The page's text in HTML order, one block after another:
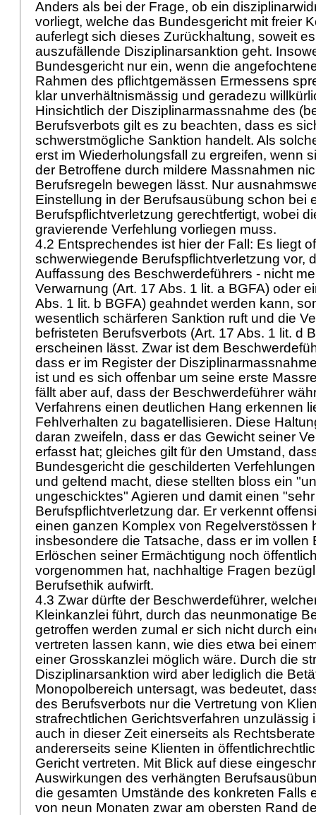
Anders als bei der Frage, ob ein
vorliegt, welche das Bundesgericht mit freier
auferlegt sich dieses Zurückhaltung, soweit
auszufällende Disziplinarsanktion geht.
Bundesgericht nur ein, wenn die
Rahmen des pflichtgemässen Ermessens
klar unverhältnismässig und geradezu
Hinsichtlich der Disziplinarmassnahme des
Berufsverbots gilt es zu beachten, dass es
schwerstmögliche Sanktion handelt. Als
erst im Wiederholungsfall zu ergreifen, wenn
der Betroffene durch mildere Massnahmen
Berufsregeln bewegen lässt. Nur
Einstellung in der Berufsausübung schon bei
Berufspflichtverletzung gerechtfertigt, wobei
gravierende Verfehlung vorliegen muss.
4.2 Entsprechendes ist hier der Fall: Es liegt
schwerwiegende Berufspflichtverletzung vor,
Auffassung des Beschwerdeführers - nicht
Verwarnung (Art. 17 Abs. 1 lit. a BGFA) oder
Abs. 1 lit. b BGFA) geahndet werden kann,
wesentlich schärferen Sanktion ruft und die
befristeten Berufsverbots (Art. 17 Abs. 1 lit. d
erscheinen lässt. Zwar ist dem
dass er im Register der
ist und es sich offenbar um seine erste
fällt aber auf, dass der Beschwerdeführer
Verfahrens einen deutlichen Hang erkennen
Fehlverhalten zu bagatellisieren. Diese
daran zweifeln, dass er das Gewicht seiner
erfasst hat; gleiches gilt für den Umstand,
Bundesgericht die geschilderten
und geltend macht, diese stellten bloss ein
ungeschicktes" Agieren und damit einen
Berufspflichtverletzung dar. Er verkennt
einen ganzen Komplex von Regelverstössen
insbesondere die Tatsache, dass er im vollen
Erlöschen seiner Ermächtigung noch
vorgenommen hat, nachhaltige Fragen
Berufsethik aufwirft.
4.3 Zwar dürfte der Beschwerdeführer,
Kleinkanzlei führt, durch das neunmonatige
getroffen werden zumal er sich nicht durch
vertreten lassen kann, wie dies etwa bei
einer Grosskanzlei möglich wäre. Durch die
Disziplinarsanktion wird aber lediglich die
Monopolbereich untersagt, was bedeutet,
des Berufsverbots nur die Vertretung von
strafrechtlichen Gerichtsverfahren unzulässig
auch in dieser Zeit einerseits als
andererseits seine Klienten in
Gericht vertreten. Mit Blick auf diese
Auswirkungen des verhängten
die gesamten Umstände des konkreten Falls
von neun Monaten zwar am obersten Rand